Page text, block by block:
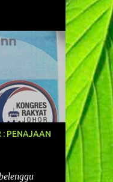
: PENAJAAN